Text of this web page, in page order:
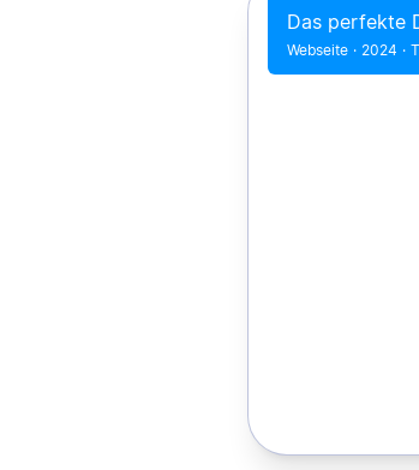
Das perfekte
Webseite · 2024 ·